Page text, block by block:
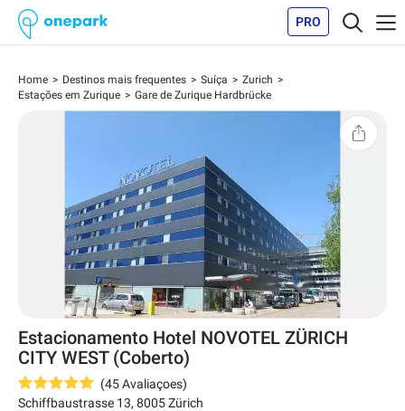
PRO
Home Destinos mais frequentes Suíça
Zurich
Estações em Zurique
Gare de Zurique Hardbrücke
Estacionamento Hotel NOVOTEL ZÜRICH
CITY WEST (Coberto)
(45Avaliaçoes)
Schiffbaustrasse 13, 8005Zürich